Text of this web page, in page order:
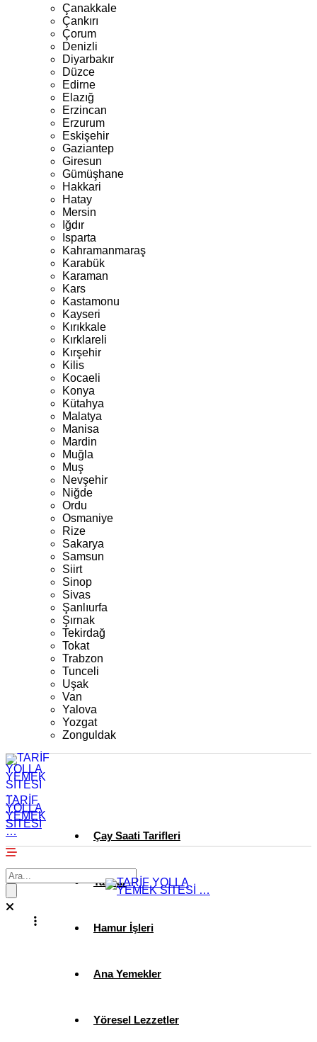
Çanakkale
Çankırı
Çorum
Denizli
Diyarbakır
Düzce
Edirne
Elazığ
Erzincan
Erzurum
Eskişehir
Gaziantep
Giresun
Gümüşhane
Hakkari
Hatay
Mersin
Iğdır
Isparta
Kahramanmaraş
Karabük
Karaman
Kars
Kastamonu
Kayseri
Kırıkkale
Kırklareli
Kırşehir
Kilis
Kocaeli
Konya
Kütahya
Malatya
Manisa
Mardin
Muğla
Muş
Nevşehir
Niğde
Ordu
Osmaniye
Rize
Sakarya
Samsun
Siirt
Sinop
Sivas
Şanlıurfa
Şırnak
Tekirdağ
Tokat
Trabzon
Tunceli
Uşak
Van
Yalova
Yozgat
Zonguldak
TARİF
YOLLA
YEMEK
SİTESİ
… Çay Saati Tarifleri
Tatlılar
Hamur İşleri
Ana Yemekler
Yöresel Lezzetler